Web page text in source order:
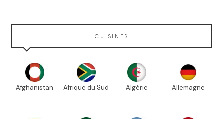
CUISINES
Afghanistan Afrique du Sud Algérie Allemagne